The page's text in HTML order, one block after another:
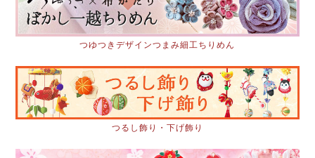
つゆつきデザインつまみ細工ちりめん
つるし飾り・下げ飾り